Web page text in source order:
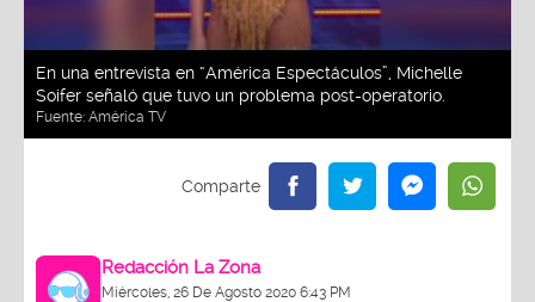
En una entrevista en “América Espectáculos”, Michelle
Soifer señaló que tuvo un problema post-operatorio.
Fuente: América TV
Redacción La Zona
Miércoles, 26 De Agosto 2020 6:43 PM